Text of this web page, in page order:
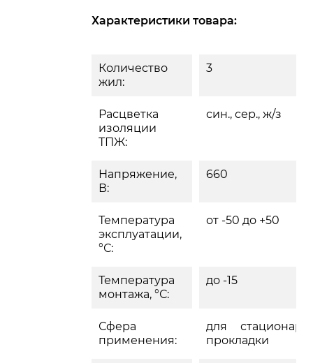
Характеристики товара:
Количество
жил:
3
Расцветка
изоляции
ТПЖ:
син., сер., ж/з
Напряжение,
В:
660
Температура
эксплуатации,
°С:
от -50 до +50
Температура
монтажа, °С:
до -15
Сфера
применения:
для
прокладки